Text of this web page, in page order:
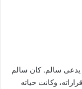
يدعى سالم. كان سالم
وكانت حياته